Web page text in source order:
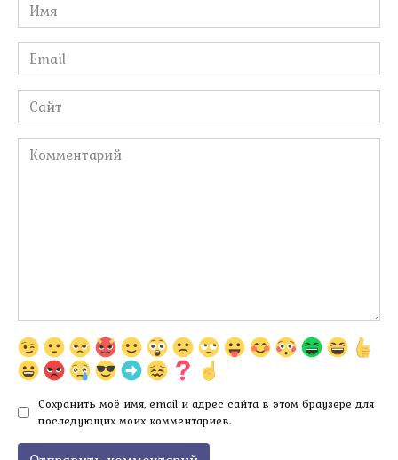
*
Email
*
Сайт
Комментарий
Сохранить моё имя, email и адрес сайта в этом браузере для
последующих моих комментариев.